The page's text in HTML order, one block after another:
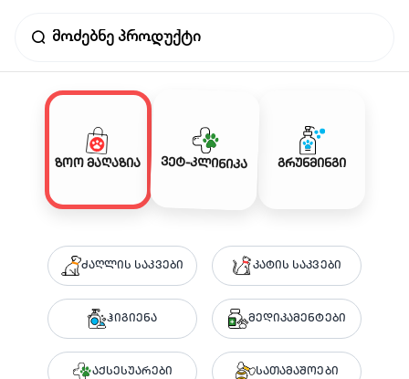
ზოო მაღაზია ვეტ-კლინიკა გრუნმინგი
ძაღლის საკვები კატის საკვები
ჰიგიენა მედიკამენტები
აქსესუარები სათამაშოები